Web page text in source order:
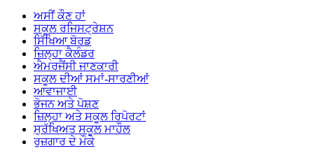
ਅਸੀਂ ਕੌਣ ਹਾਂ
ਸਕੂਲ ਰਜਿਸਟ੍ਰੇਸ਼ਨ
ਸਿੱਖਿਆ ਬੋਰਡ
ਜ਼ਿਲ੍ਹਾ ਕੈਲੰਡਰ
ਐਮਰਜੈਂਸੀ ਜਾਣਕਾਰੀ
ਸਕੂਲ ਦੀਆਂ ਸਮਾਂ-ਸਾਰਣੀਆਂ
ਆਵਾਜਾਈ
ਭੋਜਨ ਅਤੇ ਪੋਸ਼ਣ
ਜ਼ਿਲ੍ਹਾ ਅਤੇ ਸਕੂਲ ਰਿਪੋਰਟਾਂ
ਸੁਰੱਖਿਅਤ ਸਕੂਲ ਮਾਹੌਲ
ਰੁਜ਼ਗਾਰ ਦੇ ਮੌਕੇ